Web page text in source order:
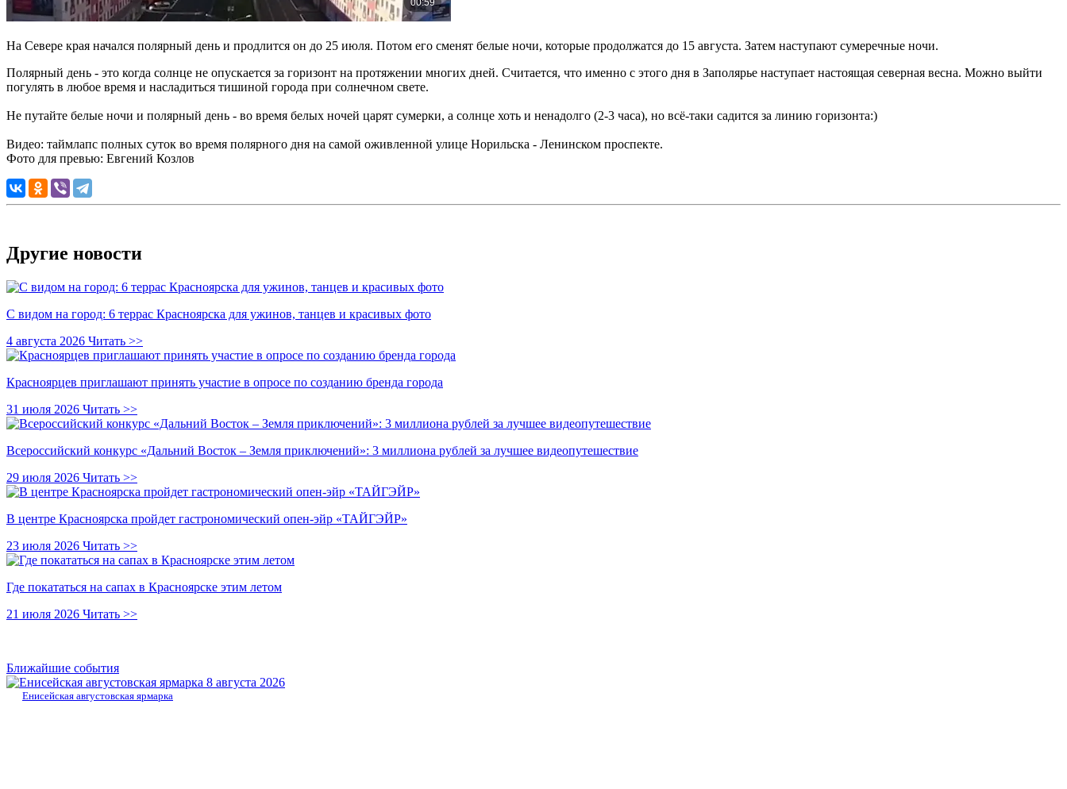
На Севере края начался полярный день и продлится он до 25 июля. Потом его сменят белые ночи, которые продолжатся до 15 августа. Затем наступают сумеречные ночи.
Полярный день - это когда солнце не опускается за горизонт на протяжении многих дней. Считается, что именно с этого дня в Заполярье наступает настоящая северная весна. Можно выйти
погулять в любое время и насладиться тишиной города при солнечном свете.
Не путайте белые ночи и полярный день - во время белых ночей царят сумерки, а солнце хоть и ненадолго (2-3 часа), но всё-таки садится за линию горизонта:)
Видео: таймлапс полных суток во время полярного дня на самой оживленной улице Норильска - Ленинском проспекте.
Фото для превью: Евгений Козлов
Другие новости
С видом на город: 6 террас Красноярска для ужинов, танцев и красивых фото
4 августа 2026 Читать >>
Красноярцев приглашают принять участие в опросе по созданию бренда города
31 июля 2026 Читать >>
Всероссийский конкурс «Дальний Восток – Земля приключений»: 3 миллиона рублей за лучшее видеопутешествие
29 июля 2026 Читать >>
В центре Красноярска пройдет гастрономический опен-эйр «ТАЙГЭЙР»
23 июля 2026 Читать >>
Где покататься на сапах в Красноярске этим летом
21 июля 2026 Читать >>
Ближайшие события
8 августа 2026
Енисейская августовская ярмарка